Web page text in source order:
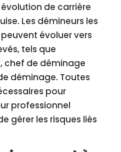
de carrière
Les démineurs les
évoluer vers
tels que
chef de déminage
déminage. Toutes
pour
professionnel
gérer les risques liés